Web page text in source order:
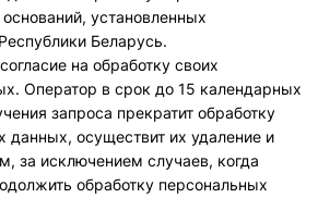
установленных
Беларусь.
на обработку своих
Оператор в срок до 15 календарных
запроса прекратит обработку
данных, осуществит их удаление и
за исключением случаев, когда
обработку персональных